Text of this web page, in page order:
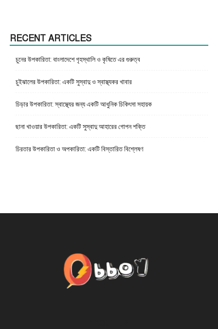
RECENT ARTICLES
চুনের উপকারিতা: বাংলাদেশে গৃহস্থালি ও কৃষিতে এর গুরুত্ব
চুইঝালের উপকারিতা: একটি সুস্বাদু ও স্বাস্থ্যকর খাবার
চিড়ার উপকারিতা: স্বাস্থ্যের জন্য একটি আধুনিক চিকিৎসা সহায়ক
ছানা খাওয়ার উপকারিতা: একটি সুস্বাদু আহারের গোপন শক্তি
চিরতার উপকারিতা ও অপকারিতা: একটি বিস্তারিত বিশ্লেষণ